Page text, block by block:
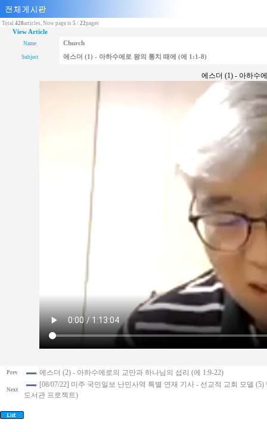
Total 428articles, Now page is 5 / 22pages
View Article
Name Church
Subject 에스더 (1) - 아하수에로 왕의 통치 때에 (에 1:1-8)
에스더 (1) - 아하수
Prev 에스더 (2) - 아하수에로의 교만과 하나님의 섭리 (에 1:9-22)
Next
[08/07/22] 미주 국민일보 난민사역 특별 연재 기사 - 선교적 교회 모델
도서관 프로젝트)